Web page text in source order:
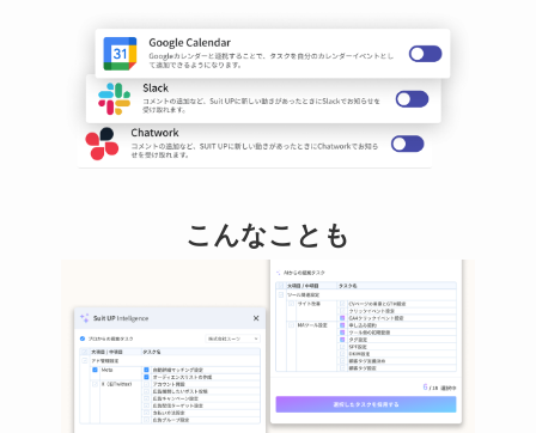
こんなことも